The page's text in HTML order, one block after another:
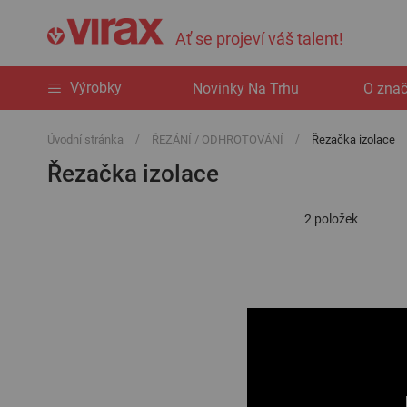
Ať se projeví váš talent!
Výrobky Novinky Na Trhu O
Úvodní stránka ŘEZÁNÍ / ODHROTOVÁNÍ Řezačka izolace
Řezačka izolace
2 položek